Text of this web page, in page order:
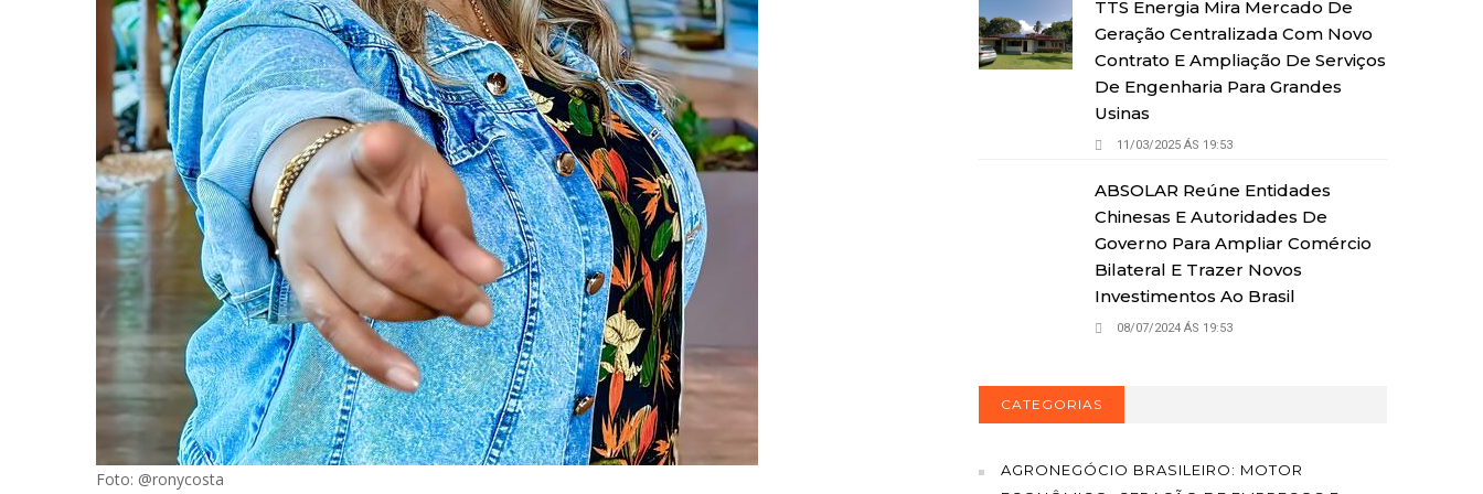
Foto: @ronycosta
TTS Energia Mira Mercado De
Geração Centralizada Com Novo
Contrato E Ampliação De Serviços
De Engenharia Para Grandes
Usinas
11/03/2025 ÁS 19:53
ABSOLAR Reúne Entidades
Chinesas E Autoridades De
Governo Para Ampliar Comércio
Bilateral E Trazer Novos
Investimentos Ao Brasil
08/07/2024 ÁS 19:53
CATEGORIAS
AGRONEGÓCIO BRASILEIRO: MOTOR